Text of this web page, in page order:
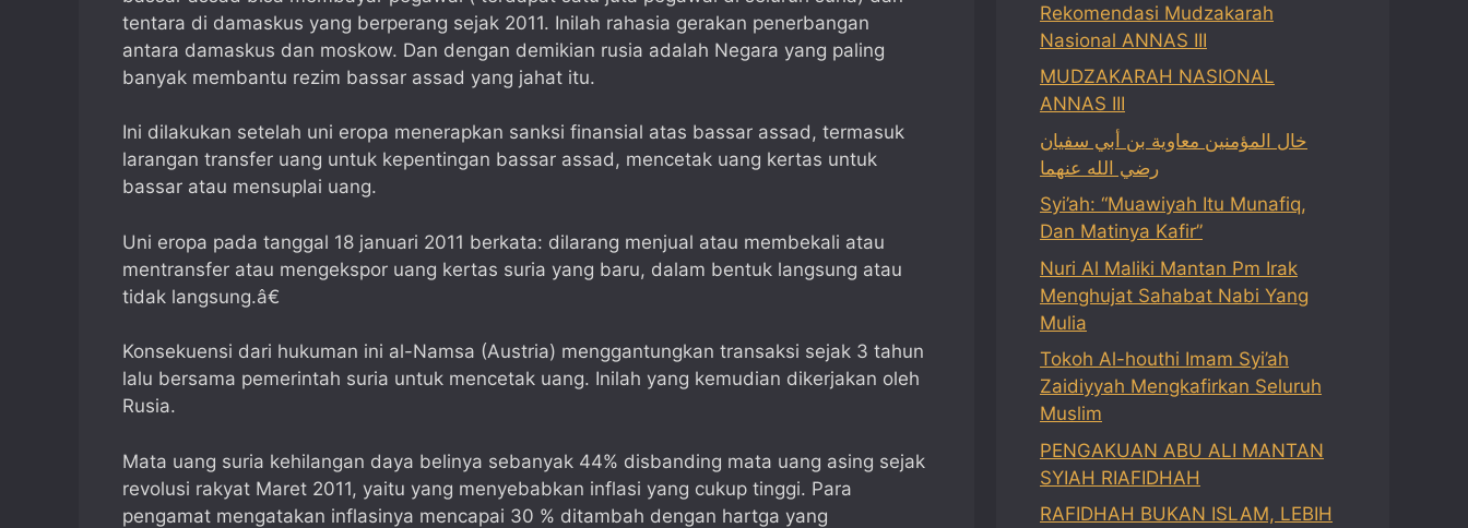
tentara di damaskus yang berperang sejak 2011. Inilah rahasia gerakan penerbangan
antara damaskus dan moskow. Dan dengan demikian rusia adalah Negara yang paling
banyak membantu rezim bassar assad yang jahat itu.
Ini dilakukan setelah uni eropa menerapkan sanksi finansial atas bassar assad, termasuk
larangan transfer uang untuk kepentingan bassar assad, mencetak uang kertas untuk
bassar atau mensuplai uang.
Uni eropa pada tanggal 18 januari 2011 berkata: dilarang menjual atau membekali atau
mentransfer atau mengekspor uang kertas suria yang baru, dalam bentuk langsung atau
tidak langsung.â€
Konsekuensi dari hukuman ini al-Namsa (Austria) menggantungkan transaksi sejak 3 tahun
lalu bersama pemerintah suria untuk mencetak uang. Inilah yang kemudian dikerjakan oleh
Rusia.
Mata uang suria kehilangan daya belinya sebanyak 44% disbanding mata uang asing sejak
revolusi rakyat Maret 2011, yaitu yang menyebabkan inflasi yang cukup tinggi. Para
pengamat mengatakan inflasinya mencapai 30 % ditambah dengan hartga yang
Rekomendasi Mudzakarah
Nasional ANNAS III
MUDZAKARAH NASIONAL
ANNAS III
خال المؤمنين معاوية بن أبي سفيان
رضي الله عنهما
Syi’ah: “Muawiyah Itu Munafiq,
Dan Matinya Kafir”
Nuri Al Maliki Mantan Pm Irak
Menghujat Sahabat Nabi Yang
Mulia
Tokoh Al-houthi Imam Syi’ah
Zaidiyyah Mengkafirkan Seluruh
Muslim
PENGAKUAN ABU ALI MANTAN
SYIAH RIAFIDHAH
RAFIDHAH BUKAN ISLAM, LEBIH